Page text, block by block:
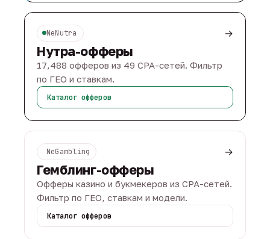
NeNutra →
Нутра-офферы
17,488 офферов из 49 CPA-сетей. Фильтр
по ГЕО и ставкам.
Каталог офферов
NeGambling →
Гемблинг-офферы
Офферы казино и букмекеров из CPA-сетей.
Фильтр по ГЕО, ставкам и модели.
Каталог офферов